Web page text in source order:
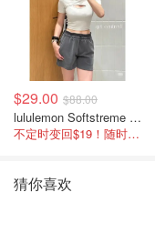
$29.00 $88.00
lululemon Softstreme 女士高腰短裤 10cm
不定时变回$19！随时点进来看
猜你喜欢